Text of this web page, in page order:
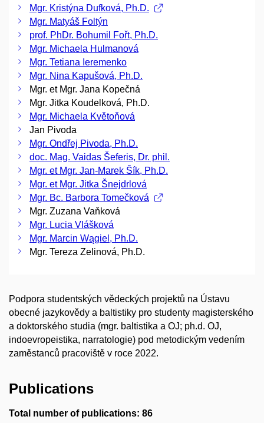
Mgr. Kristýna Dufková, Ph.D.
Mgr. Matyáš Foltýn
prof. PhDr. Bohumil Fořt, Ph.D.
Mgr. Michaela Hulmanová
Mgr. Tetiana Ieremenko
Mgr. Nina Kapušová, Ph.D.
Mgr. et Mgr. Jana Kopečná
Mgr. Jitka Koudelková, Ph.D.
Mgr. Michaela Květoňová
Jan Pivoda
Mgr. Ondřej Pivoda, Ph.D.
doc. Mag. Vaidas Šeferis, Dr. phil.
Mgr. et Mgr. Jan-Marek Šík, Ph.D.
Mgr. et Mgr. Jitka Šnejdrlová
Mgr. Bc. Barbora Tomečková
Mgr. Zuzana Vaňková
Mgr. Lucia Vlášková
Mgr. Marcin Wągiel, Ph.D.
Mgr. Tereza Zelinová, Ph.D.
Podpora studentských vědeckých projektů na Ústavu
obecné jazykovědy a baltistiky pro studenty magisterského
a doktorského studia (mgr. baltistika a OJ; ph.d. OJ,
indoevropeistika, narratologie) pod metodickým vedením
zaměstanců pracoviště v roce 2022.
Publications
Total number of publications: 86